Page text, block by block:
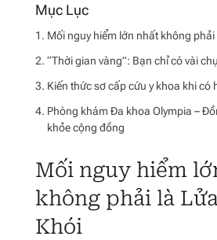
Mối nguy hiểm lớn nhất không
“Thời gian vàng”: Bạn chỉ có vài
Kiến thức sơ cấp cứu y khoa khi có
Phòng khám Đa khoa Olympia –
khỏe cộng đồng
Mối nguy hiểm
không phải là
Khói